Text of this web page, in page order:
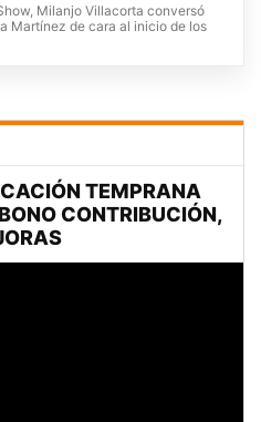
Milanjo Villacorta conversó
Martínez de cara al inicio de los